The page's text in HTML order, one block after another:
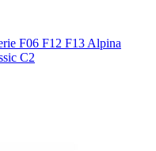
F06 F12 F13 Alpina
C2